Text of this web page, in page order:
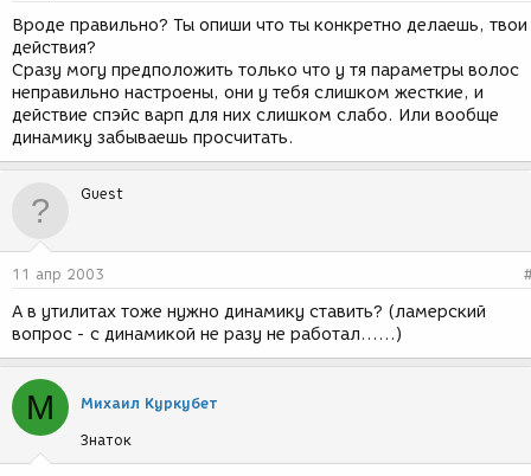
Вроде правильно? Ты опиши что ты конкретно делаешь, твои
действия?
Сразу могу предположить только что у тя параметры волос
неправильно настроены, они у тебя слишком жесткие, и
действие спэйс варп для них слишком слабо. Или вообще
динамику забываешь просчитать.
Guest
11 апр 2003
А в утилитах тоже нужно динамику ставить? (ламерский
вопрос - с динамикой не разу не работал......)
М Михаил Куркубет
Знаток